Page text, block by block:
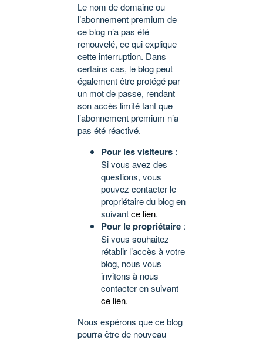
Le nom de domaine ou
l’abonnement premium de
ce blog n’a pas été
renouvelé, ce qui explique
cette interruption. Dans
certains cas, le blog peut
également être protégé par
un mot de passe, rendant
son accès limité tant que
l’abonnement premium n’a
pas été réactivé.
Pour les visiteurs :
Si vous avez des
questions, vous
pouvez contacter le
propriétaire du blog en
suivantce lien.
Pour le propriétaire :
Si vous souhaitez
rétablir l’accès à votre
blog, nous vous
invitons à nous
contacter en suivant
ce lien.
Nous espérons que ce blog
pourra être de nouveau